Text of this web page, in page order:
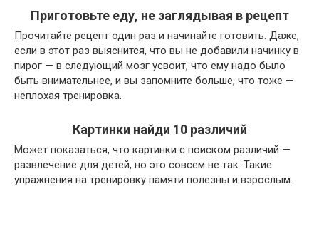
Приготовьте еду, не заглядывая в рецепт
Прочитайте рецепт один раз и начинайте готовить. Даже,
если в этот раз выяснится, что вы не добавили начинку в
пирог — в следующий мозг усвоит, что ему надо было
быть внимательнее, и вы запомните больше, что тоже —
неплохая тренировка.
Картинки найди 10 различий
Может показаться, что картинки с поиском различий —
развлечение для детей, но это совсем не так. Такие
упражнения на тренировку памяти полезны и взрослым.